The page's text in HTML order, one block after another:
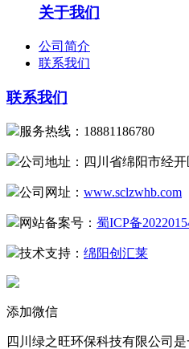
关于我们
公司简介
联系我们
联系我们
服务热线：18881186780
公司地址：四川省绵阳市经
公司网址： www.sclzwhb.com
网站备案号： 蜀ICP备
技术支持： 绵阳创汇莱
添加微信
四川绿之旺环保科技有限公司是